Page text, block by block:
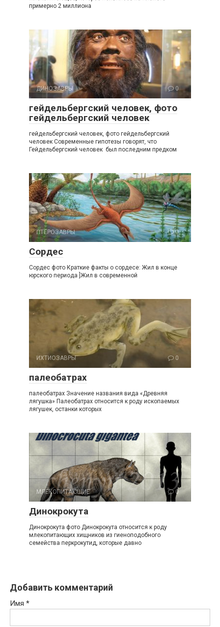
примерно 2 миллиона
ДИНОЗАВРЫ 0
гейдельбергский человек, фото
гейдельбергский человек
гейдельбергский человек, фото гейдельбергский
человек Современные гипотезы говорят, что
Гейдельбергский человек был последним предком
ПТЕРОЗАВРЫ 0
Сордес
Сордес фото Краткие факты о сордесе: Жил в конце
юрского периода ]Жил в современной
ИХТИОЗАВРЫ 0
палеобатрах
палеобатрах Значение названия вида «Древняя
лягушка» Палеобатрах относится к роду ископаемых
лягушек, останки которых
МЛЕКОПИТАЮЩИЕ 0
Динокрокута
Динокрокута фото Динокрокута относится к роду
млекопитающих хищников из гиеноподобного
семейства перкрокутид, которые давно
Добавить комментарий
Имя *